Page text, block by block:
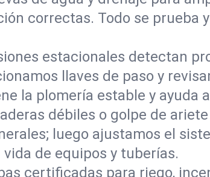
correctas. Todo se
estacionales detectan
llaves de paso y
la plomería estable y ayuda
débiles o golpe de
luego ajustamos el
de equipos y tuberías.
certificadas para riego,